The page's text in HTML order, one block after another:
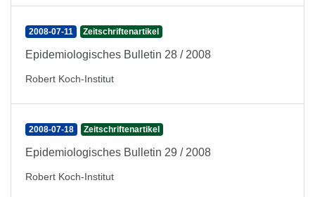
2008-07-11 Zeitschriftenartikel
Epidemiologisches Bulletin 28 / 2008
Robert Koch-Institut
2008-07-18 Zeitschriftenartikel
Epidemiologisches Bulletin 29 / 2008
Robert Koch-Institut